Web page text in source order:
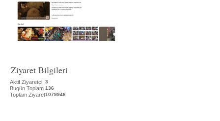
Ziyaret Bilgileri
Aktif Ziyaretçi 3
Bugün Toplam 136
Toplam Ziyaret1079946